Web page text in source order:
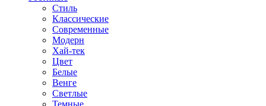
Стиль
Классические
Современные
Модерн
Хай-тек
Цвет
Белые
Венге
Светлые
Темные